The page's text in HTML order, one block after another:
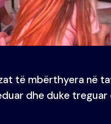
të mbërthyera në
dhe duke